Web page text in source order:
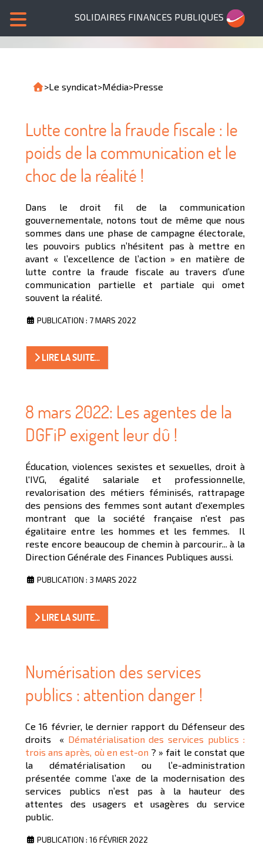
SOLIDAIRES FINANCES PUBLIQUES
>Le syndicat>Média>Presse
Lutte contre la fraude fiscale : le
poids de la communication et le
choc de la réalité !
Dans le droit fil de la communication
gouvernementale, notons tout de même que nous
sommes dans une phase de campagne électorale,
les pouvoirs publics n’hésitent pas à mettre en
avant « l’excellence de l’action » en matière de
lutte contre la fraude fiscale au travers d’une
communication partielle et partiale qui omet
souvent la réalité.
PUBLICATION : 7 MARS 2022
LIRE LA SUITE...
8 mars 2022: Les agentes de la
DGFiP exigent leur dû !
Éducation, violences sexistes et sexuelles, droit à
l'IVG, égalité salariale et professionnelle,
revalorisation des métiers féminisés, rattrapage
des pensions des femmes sont autant d'exemples
montrant que la société française n'est pas
égalitaire entre les hommes et les femmes. Il
reste encore beaucoup de chemin à parcourir... à la
Direction Générale des Finances Publiques aussi.
PUBLICATION : 3 MARS 2022
LIRE LA SUITE...
Numérisation des services
publics : attention danger !
Ce 16 février, le dernier rapport du Défenseur des
droits « Dématérialisation des services publics :
trois ans après, où en est-on ? » fait le constat que
la dématérialisation ou l’e-administration
présentée comme l’axe de la modernisation des
services publics n’est pas à la hauteur des
attentes des usagers et usagères du service
public.
PUBLICATION : 16 FÉVRIER 2022